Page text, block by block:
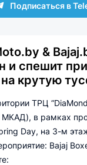
Подписаться в
&
и спешит
крутую
ТРЦ
МКАД), в рамках
Day, на 3-м
Bajaj